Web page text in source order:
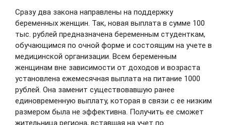
боли в животе. В ходе комплексного
обследования, проведённого специалистами
учреждения, у мужчины диагностировали рак
желудка II стадии. Пациенту было показано
радикальное хирургическое лечение.
05.08.2026
В родильных домах Ивановской
области продолжаются
Сразу два закона направлены на поддержку
беременных женщин. Так, новая выплата в сумме 100
тыс. рублей предназначена беременным студенткам,
обучающимся по очной форме и состоящим на учете в
медицинской организации. Всем беременным
женщинам вне зависимости от доходов и возраста
установлена ежемесячная выплата на питание 1000
рублей. Она заменит существовавшую ранее
единовременную выплату, которая в связи с ее низким
размером была не эффективна. Получить ее сможет
жительница региона, вставшая на учет по